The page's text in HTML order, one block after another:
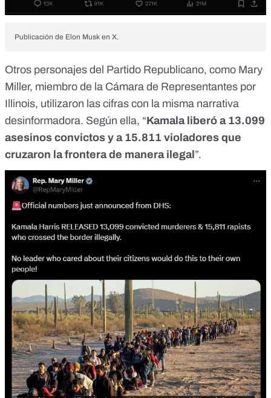
Publicación de Elon Musk en X.
Otros personajes del Partido Republicano, como Mary
Miller, miembro de la Cámara de Representantes por
Illinois, utilizaron las cifras con la misma narrativa
desinformadora. Según ella, “Kamala liberó a 13.099
asesinos convictos y a 15.811 violadores que
cruzaron la frontera de manera ilegal”.